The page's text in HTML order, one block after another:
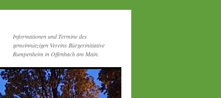
Informationen und Termine des
gemeinnützigen Vereins Bürgerinitiative
Rumpenheim in Offenbach am Main.